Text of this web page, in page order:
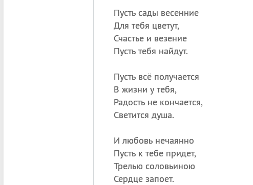
Пусть сады весенние
Для тебя цветут,
Счастье и везение
Пусть тебя найдут.
Пусть всё получается
В жизни у тебя,
Радость не кончается,
Светится душа.
И любовь нечаянно
Пусть к тебе придет,
Трелью соловьиною
Сердце запоет.